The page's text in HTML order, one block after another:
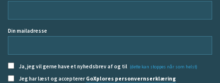
Din mailadresse
Ja, jeg vil gerne have et nyhedsbrev af og til (dette kan stoppes når som helst)
Jeg har læst og accepterer GoXplores personvernserklæring